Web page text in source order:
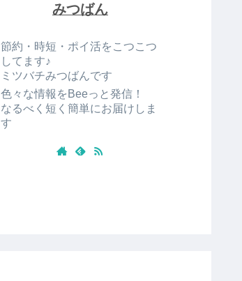
みつばん
節約・時短・ポイ活をこつこつ
してます♪
ミツバチみつばんです
色々な情報をBeeっと発信！
なるべく短く簡単にお届けしま
す